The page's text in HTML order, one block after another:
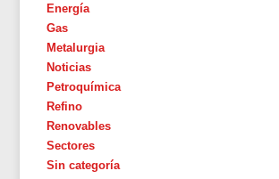
Energía
Gas
Metalurgia
Noticias
Petroquímica
Refino
Renovables
Sectores
Sin categoría